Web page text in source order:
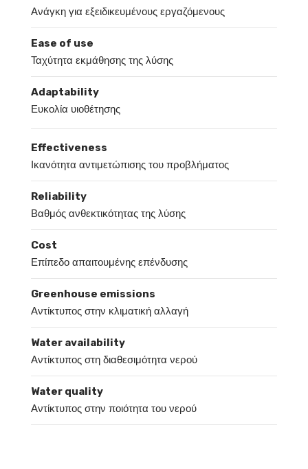
Ανάγκη για εξειδικευμένους εργαζόμενους
Ease of use
Ταχύτητα εκμάθησης της λύσης
Adaptability
Ευκολία υιοθέτησης
Effectiveness
Ικανότητα αντιμετώπισης του προβλήματος
Reliability
Βαθμός ανθεκτικότητας της λύσης
Cost
Επίπεδο απαιτουμένης επένδυσης
Greenhouse emissions
Αντίκτυπος στην κλιματική αλλαγή
Water availability
Αντίκτυπος στη διαθεσιμότητα νερού
Water quality
Αντίκτυπος στην ποιότητα του νερού